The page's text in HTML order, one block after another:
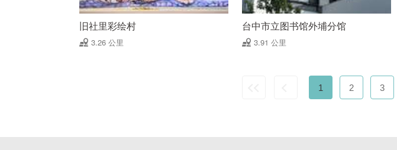
旧社里彩绘村
3.26 公里
台中市立图书馆外埔分馆
3.91 公里
1 2 3